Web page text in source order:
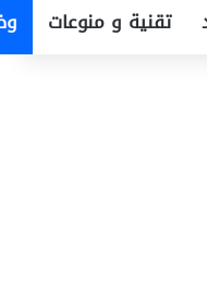
تقنية و منوعات